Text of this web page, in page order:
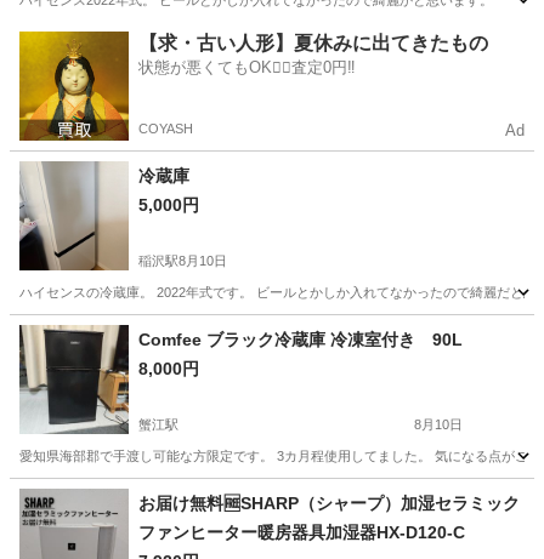
稲沢駅 キッチン家電 ハイセンス
【求・古い人形】夏休みに出てきたもの
状態が悪くてもOK🙆‍♀️査定0円‼️
COYASH Ad
冷蔵庫
5,000円
稲沢駅8月10日
ハイセンスの冷蔵庫。 2022年式です。 ビールとかしか入れてなかったので綺麗だと思
愛知 一宮市 キッチン家電 ハイセンス
Comfee ブラック冷蔵庫 冷凍室付き 90L
8,000円
蟹江駅 8月10日
愛知県海部郡で手渡し可能な方限定です。 3カ月程使用してました。 気になる点がご
愛知 海部郡 蟹江駅 キッチン家電
お届け無料🆓SHARP（シャープ）加湿セラミック
ファンヒーター暖房器具加湿器HX-D120-C